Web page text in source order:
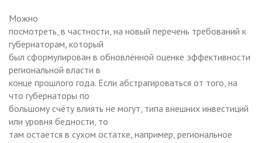
Можно
посмотреть, в частности, на новый перечень требований к
губернаторам, который
был сформулирован в обновлённой оценке эффективности
региональной власти в
конце прошлого года. Если абстрагироваться от того, на
что губернаторы по
большому счёту влиять не могут, типа внешних инвестиций
или уровня бедности, то
там остается в сухом остатке, например, региональное